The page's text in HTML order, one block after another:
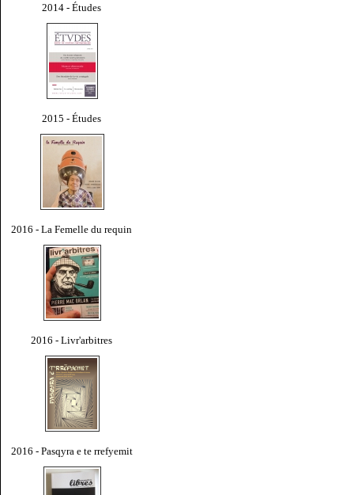
2014 - Études
2015 - Études
2016 - La Femelle du requin
2016 - Livr'arbitres
2016 - Pasqyra e te rrefyemit